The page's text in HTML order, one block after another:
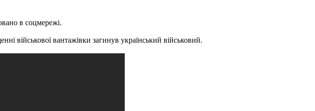
в соцмережі.
військової вантажівки загинув український військовий.